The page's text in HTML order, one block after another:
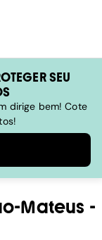
SEU
dirige bem! Cote
Mateus -